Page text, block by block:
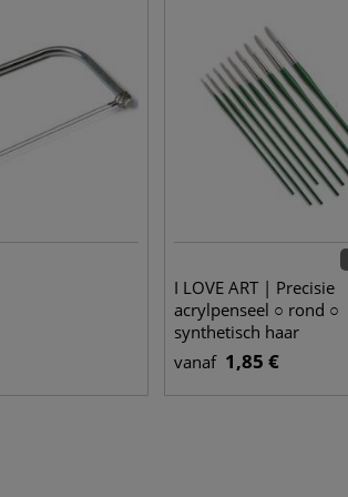
I LOVE ART | Precisie
acrylpenseel ○ rond ○
synthetisch haar
vanaf 1,85 €